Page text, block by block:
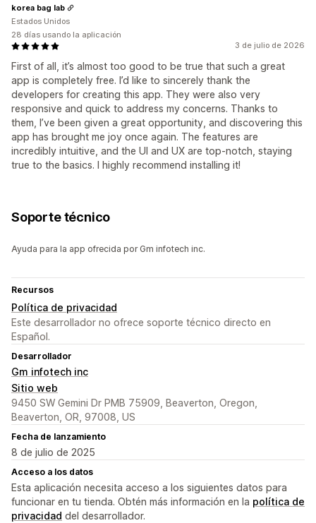
3 de julio de 2026
First of all, it’s almost too good to be true that such a great
app is completely free. I’d like to sincerely thank the
developers for creating this app. They were also very
responsive and quick to address my concerns. Thanks to
them, I’ve been given a great opportunity, and discovering this
app has brought me joy once again. The features are
incredibly intuitive, and the UI and UX are top-notch, staying
true to the basics. I highly recommend installing it!
korea bag lab
Estados Unidos
28 días usando la aplicación
Soporte técnico
Ayuda para la app ofrecida por Gm infotech inc.
Recursos
Política de privacidad
Este desarrollador no ofrece soporte técnico directo en
Español.
Desarrollador
Gm infotech inc
Sitio web
9450 SW Gemini Dr PMB 75909, Beaverton, Oregon,
Beaverton, OR, 97008, US
Fecha de lanzamiento
8 de julio de 2025
Acceso a los datos
Esta aplicación necesita acceso a los siguientes datos para
funcionar en tu tienda. Obtén más información en la política de
privacidad del desarrollador.